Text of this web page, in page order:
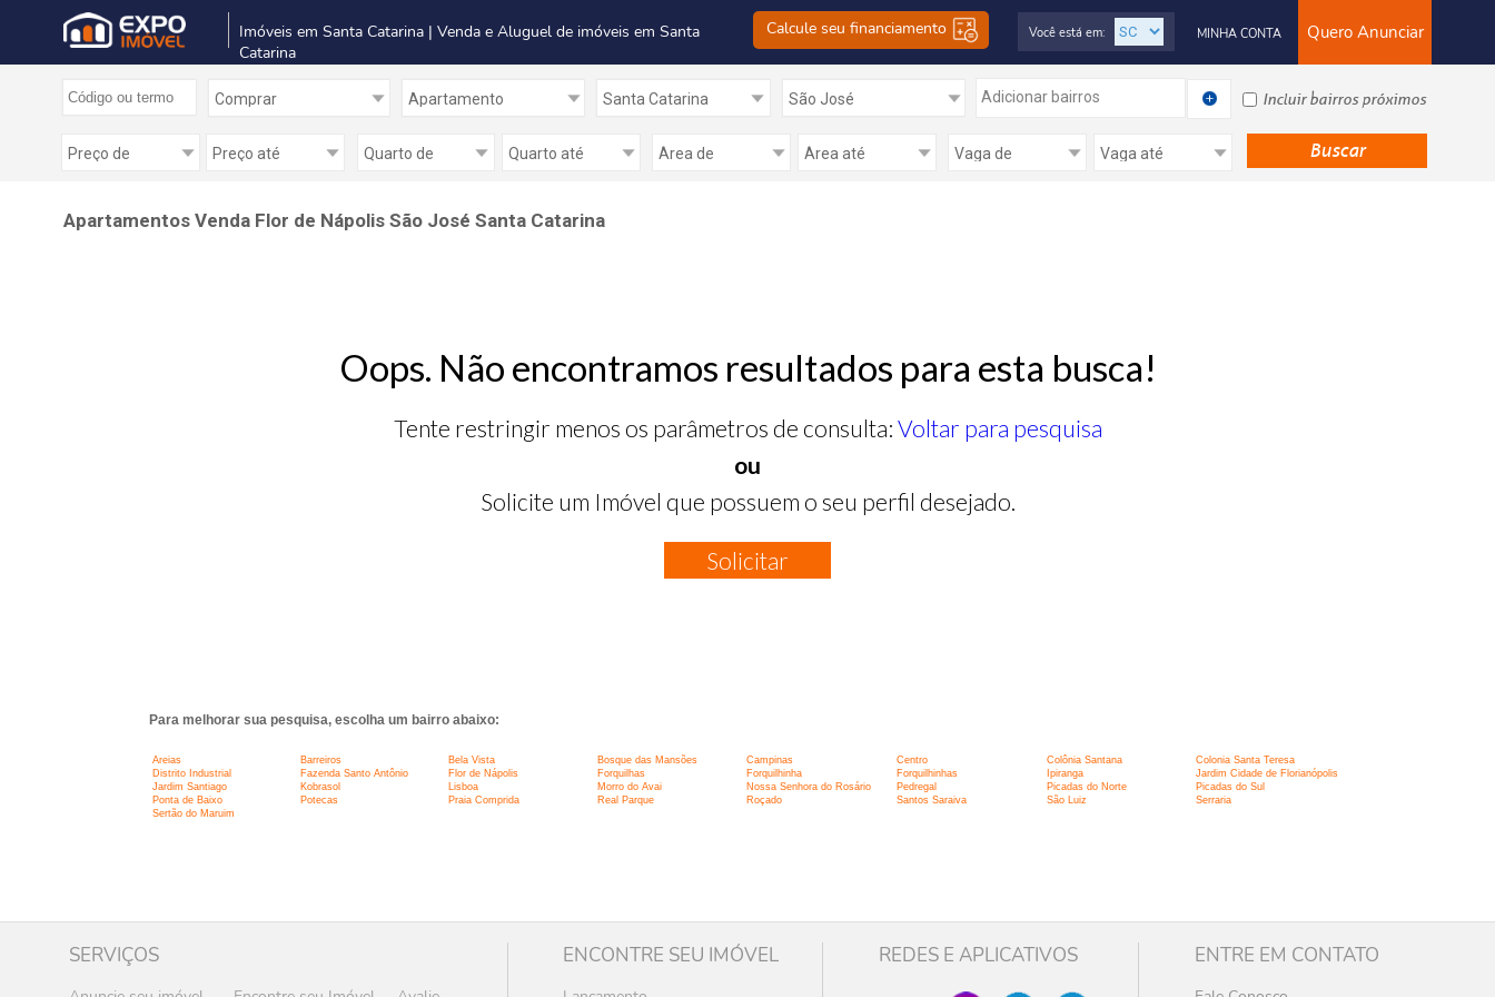
Imóveis em Santa Catarina | Venda e Aluguel de imóveis em Santa
Catarina
Calcule seu financiamento Quero Anunciar
MINHA CONTA
Você está em:
Adicionar bairros Incluir bairros próximos
Apartamentos Venda Flor de Nápolis São José Santa Catarina
Oops. Não encontramos resultados para esta busca!
Tente restringir menos os parâmetros de consulta: Voltar para pesquisa
ou
Solicite um Imóvel que possuem o seu perfil desejado.
Solicitar
Para melhorar sua pesquisa, escolha um bairro abaixo:
Areias Barreiros Bela Vista Bosque das Mansões Campinas Centro Colônia Santana
Colonia Santa Teresa
Distrito Industrial
Fazenda Santo Antônio Flor de Nápolis Forquilhas Forquilhinha Forquilhinhas Ipiranga
Jardim Cidade de Florianópolis
Jardim Santiago
Kobrasol Lisboa Morro do Avai Nossa Senhora do Rosário Pedregal Picadas do Norte
Picadas do Sul
Ponta de Baixo
Potecas Praia Comprida Real Parque Roçado Santos Saraiva São Luiz
Serraria
Sertão do Maruim
SERVIÇOS ENCONTRE SEU IMÓVEL REDES E APLICATIVOS ENTRE EM CONTATO